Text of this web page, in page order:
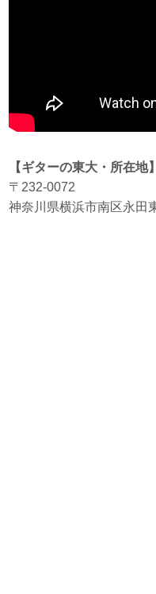
【ギターの東大・所在地】
〒232-0072
神奈川県横浜市南区永田